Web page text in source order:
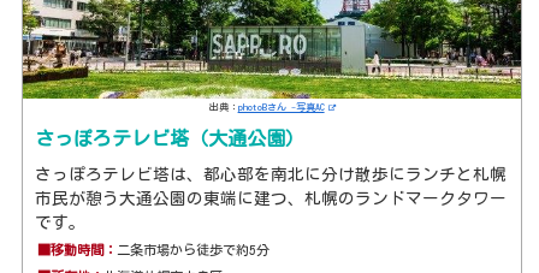
出典： photoBさん -写真AC
さっぽろテレビ塔（大通公園）
さっぽろテレビ塔は、都心部を南北に分け散歩にランチと札幌
市民が憩う大通公園の東端に建つ、札幌のランドマークタワー
です。
■移動時間： 二条市場から徒歩で約5分